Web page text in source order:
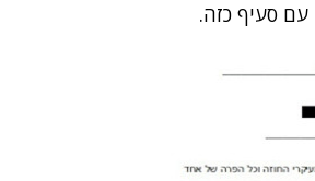
סעיף כזה.